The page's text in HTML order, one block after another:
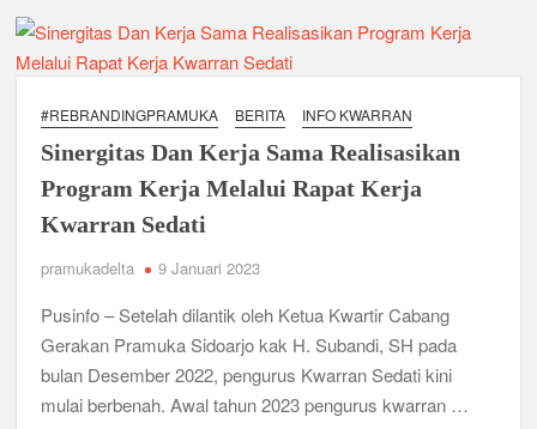
o
o
k
p
p
m
Ajang
Pengkaderan
Pembina
#REBRANDINGPRAMUKA BERITA INFO KWARRAN
Sinergitas Dan Kerja Sama Realisasikan
Program Kerja Melalui Rapat Kerja
Kwarran Sedati
pramukadelta 9 Januari 2023
Pusinfo – Setelah dilantik oleh Ketua Kwartir Cabang
Gerakan Pramuka Sidoarjo kak H. Subandi, SH pada
bulan Desember 2022, pengurus Kwarran Sedati kini
mulai berbenah. Awal tahun 2023 pengurus kwarran …